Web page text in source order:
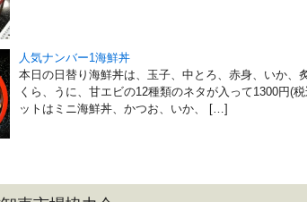
人気ナンバー1海鮮丼
本日の日替り海鮮丼は、玉子、中とろ、赤身、いか、
くら、うに、甘エビの12種類のネタが入って1300円(
ットはミニ海鮮丼、かつお、いか、 […]